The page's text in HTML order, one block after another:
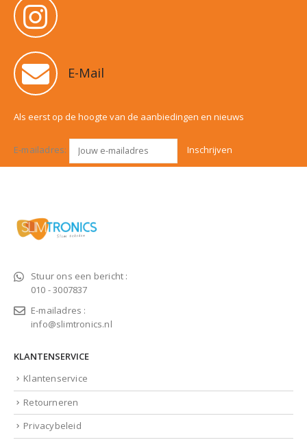
E-Mail
Als eerst op de hoogte van de aanbiedingen en nieuws
E-mailadres:
Stuur ons een bericht :
010 - 3007837
E-mailadres :
info@slimtronics.nl
KLANTENSERVICE
Klantenservice
Retourneren
Privacybeleid